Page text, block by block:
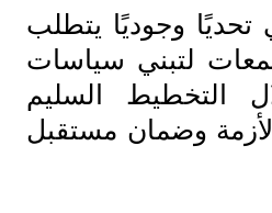
وجوديًا يتطلب
لتبني سياسات
التخطيط السليم
وضمان مستقبل